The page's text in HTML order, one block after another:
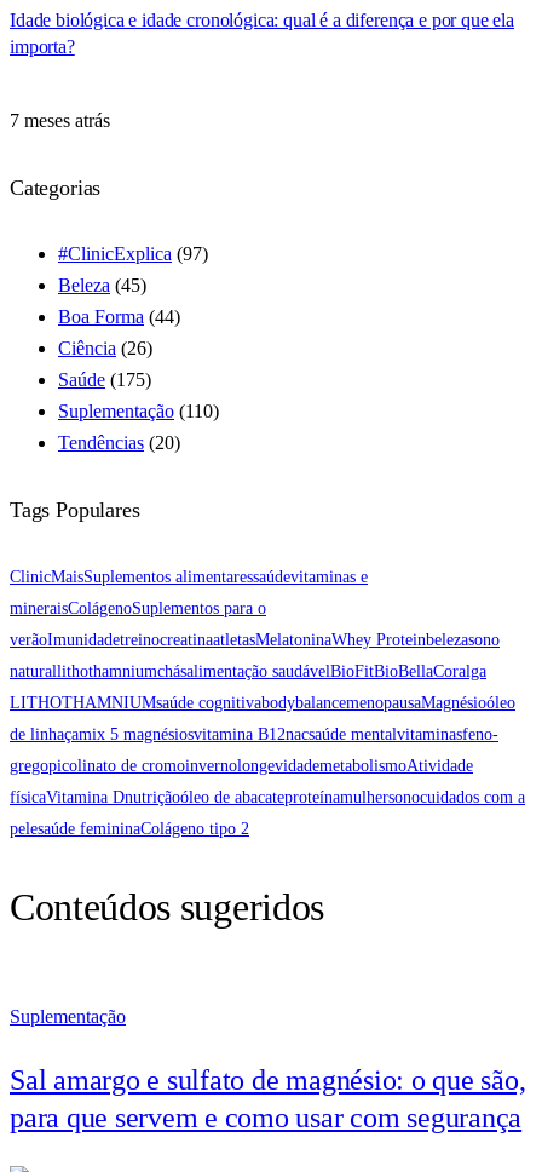
Idade biológica e idade cronológica: qual é a diferença e por que ela
importa?
7 meses atrás
Categorias
#ClinicExplica (97)
Beleza (45)
Boa Forma (44)
Ciência (26)
Saúde (175)
Suplementação (110)
Tendências (20)
Tags Populares
ClinicMaisSuplementos alimentaressaúdevitaminas e
mineraisColágenoSuplementos para o
verãoImunidadetreinocreatinaatletasMelatoninaWhey Proteinbelezasono
naturallithothamniumchásalimentação saudávelBioFitBioBellaCoralga
LITHOTHAMNIUMsaúde cognitivabodybalancemenopausaMagnésioóleo
de linhaçamix 5 magnésiosvitamina B12nacsaúde mentalvitaminasfeno-
gregopicolinato de cromoinvernolongevidademetabolismoAtividade
físicaVitamina Dnutriçãoóleo de abacateproteínamulhersonocuidados com a
pelesaúde femininaColágeno tipo 2
Conteúdos sugeridos
Suplementação
Sal amargo e sulfato de magnésio: o que são,
para que servem e como usar com segurança